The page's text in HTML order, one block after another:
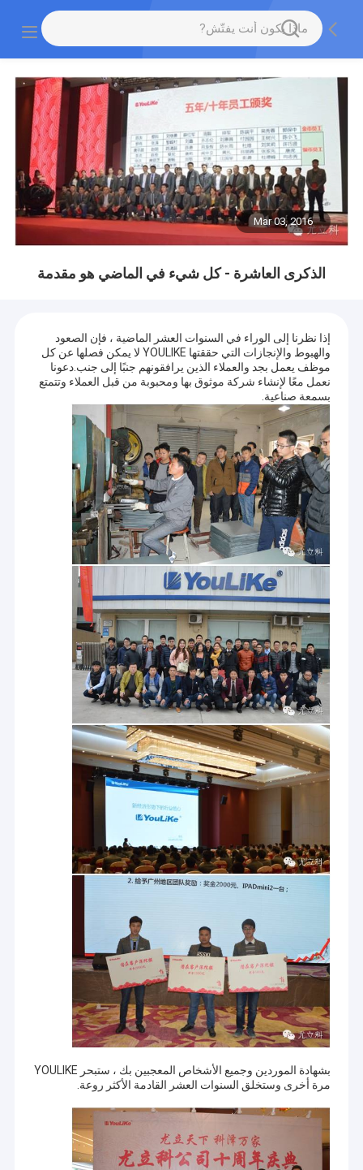
Mar 03, 2016
الذكرى العاشرة - كل شيء في الماضي هو مقدمة
إذا نظرنا إلى الوراء في السنوات العشر الماضية ، فإن الصعود
والهبوط والإنجازات التي حققتها YOULIKE لا يمكن فصلها عن كل
موظف يعمل بجد والعملاء الذين يرافقونهم جنبًا إلى جنب.دعونا
نعمل معًا لإنشاء شركة موثوق بها ومحبوبة من قبل العملاء وتتمتع
بسمعة صناعية.
بشهادة الموردين وجميع الأشخاص المعجبين بك ، ستبحر YOULIKE
مرة أخرى وستخلق السنوات العشر القادمة الأكثر روعة.